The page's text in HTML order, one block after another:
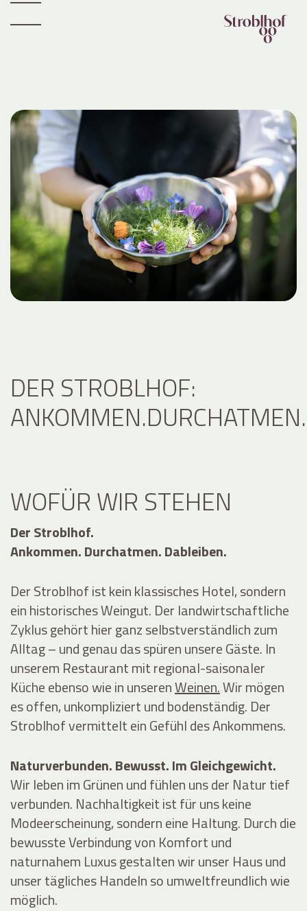
DER STROBLHOF:
WOFÜR WIR STEHEN
Der Stroblhof.
Ankommen. Durchatmen. Dableiben.
Der Stroblhof ist kein klassisches Hotel, sondern
ein historisches Weingut. Der landwirtschaftliche
Zyklus gehört hier ganz selbstverständlich zum
Alltag – und genau das spüren unsere Gäste. In
unserem Restaurantmit regional-saisonaler
Küche ebenso wie in unserenWeinen.Wir mögen
es offen, unkompliziert und bodenständig. Der
Stroblhof vermittelt ein Gefühl des Ankommens.
Naturverbunden. Bewusst. Im Gleichgewicht.
Wir leben im Grünen und fühlen uns der Natur tief
verbunden. Nachhaltigkeit ist für uns keine
Modeerscheinung, sondern eine Haltung. Durch die
bewusste Verbindung von Komfort und
naturnahem Luxus gestalten wir unser Haus und
unser tägliches Handeln so umweltfreundlich wie
möglich.